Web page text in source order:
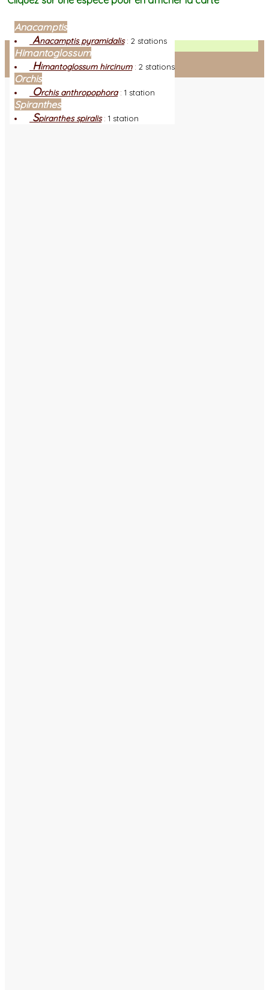
Facebook
Connexion adhérent
Anacamptis
Anacamptis pyramidalis: 2 stations
Himantoglossum
Himantoglossum hircinum: 2 stations
Orchis
Orchis anthropophora: 1 station
Spiranthes
Spiranthes spiralis: 1 station